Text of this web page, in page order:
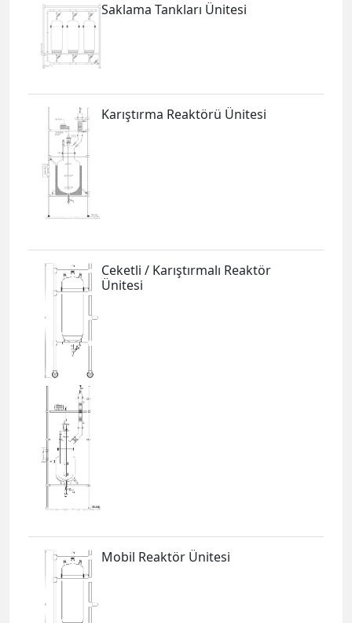
Saklama Tankları Ünitesi
Karıştırma Reaktörü Ünitesi
Ceketli / Karıştırmalı Reaktör
Ünitesi
Mobil Reaktör Ünitesi